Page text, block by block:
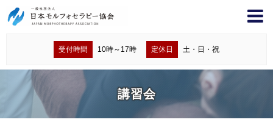
受付時間 10時～17時 定休日 土・日・祝
講習会